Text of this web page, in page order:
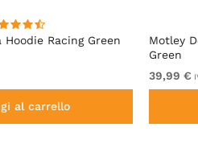
Racing Green
al carrello
Motley
Green
39,99 €